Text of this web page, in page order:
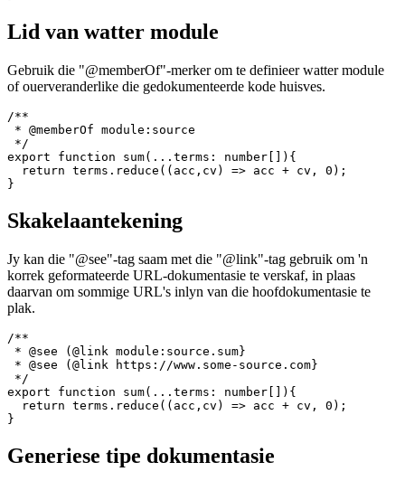
  return terms.reduce((acc,cv) => acc + cv, 0);
Lid van watter module
Gebruik die "@memberOf"-merker om te definieer watter module
of ouerveranderlike die gedokumenteerde kode huisves.
/**
* @memberOf module:source
  return terms.reduce((acc,cv) => acc + cv, 0);
Skakelaantekening
Jy kan die "@see"-tag saam met die "@link"-tag gebruik om 'n
daarvan om sommige URL's inlyn van die hoofdokumentasie te
plak.
/**
* @see (@link module:source.sum}
* @see (@link https://www.some-source.com}
  return terms.reduce((acc,cv) => acc + cv, 0);